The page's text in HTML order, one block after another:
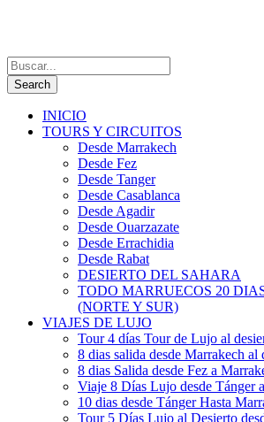
INICIO
TOURS Y CIRCUITOS
Desde Marrakech
Desde Fez
Desde Tanger
Desde Casablanca
Desde Agadir
Desde Ouarzazate
Desde Errachidia
Desde Rabat
DESIERTO DEL SAHARA
TODO MARRUECOS 20
(NORTE Y SUR)
VIAJES DE LUJO
Tour 4 días Tour de Lujo al
8 dias salida desde Marrakech al
8 dias Salida desde Fez a
Viaje 8 Días Lujo desde Tánger
10 dias desde Tánger Hasta
Tour 5 Días Lujo al Desierto